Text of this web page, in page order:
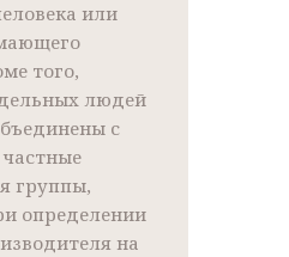
или
того,
людей
с
группы,
определении
на